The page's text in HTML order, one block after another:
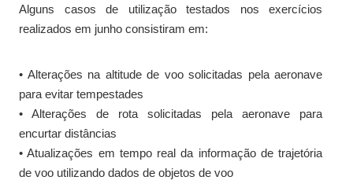
Alguns casos de utilização testados nos exercícios
realizados em junho consistiram em:
• Alterações na altitude de voo solicitadas pela aeronave
para evitar tempestades
• Alterações de rota solicitadas pela aeronave para
encurtar distâncias
• Atualizações em tempo real da informação de trajetória
de voo utilizando dados de objetos de voo